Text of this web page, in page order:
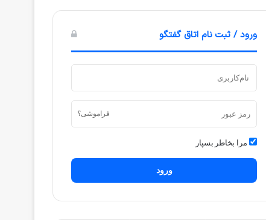
ورود / ثبت نام اتاق گفتگو
فراموشی؟
مرا بخاطر بسپار
ورود